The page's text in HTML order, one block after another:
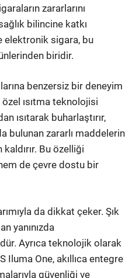
zararlarını
bilincine katkı
elektronik sigara, bu
biridir.
benzersiz bir deneyim
ısıtma teknolojisi
ısıtarak buharlaştırır,
bulunan zararlı maddelerin
kaldırır. Bu özelliği
de çevre dostu bir
da dikkat çeker. Şık
yanınızda
Ayrıca teknolojik olarak
Iluma One, akıllıca entegre
güvenliği ve